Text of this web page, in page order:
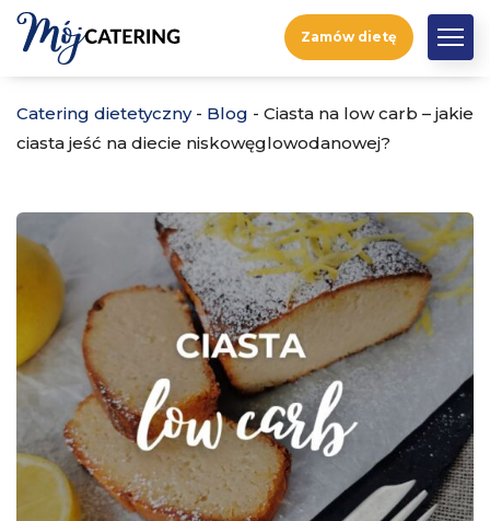
Zamów dietę
Catering dietetyczny- Blog - Ciasta na low carb – jakie
ciasta jeść na diecie niskowęglowodanowej?